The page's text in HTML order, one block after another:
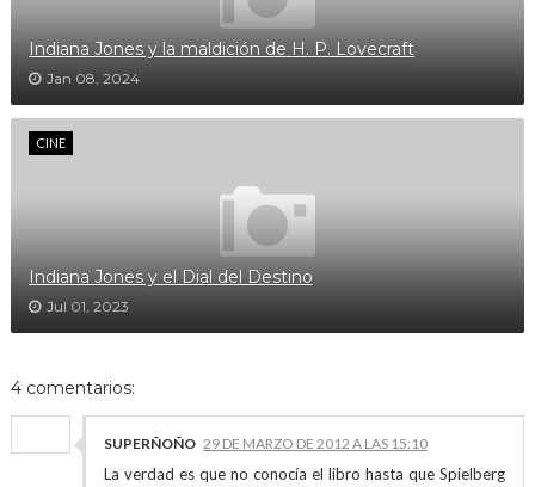
Indiana Jones y la maldición de H. P. Lovecraft
Jan 08, 2024
CINE
Indiana Jones y el Dial del Destino
Jul 01, 2023
4 comentarios:
SUPERÑOÑO 29 DE MARZO DE 2012 A LAS 15:10
La verdad es que no conocía el libro hasta que Spielberg